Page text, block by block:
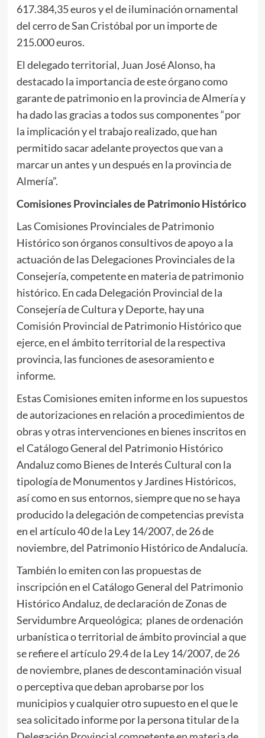
617.384,35 euros y el de iluminación ornamental
del cerro de San Cristóbal por un importe de
215.000 euros.
El delegado territorial, Juan José Alonso, ha
destacado la importancia de este órgano como
garante de patrimonio en la provincia de Almería y
ha dado las gracias a todos sus componentes “por
la implicación y el trabajo realizado, que han
permitido sacar adelante proyectos que van a
marcar un antes y un después en la provincia de
Almería”.
Comisiones Provinciales de Patrimonio Histórico
Las Comisiones Provinciales de Patrimonio
Histórico son órganos consultivos de apoyo a la
actuación de las Delegaciones Provinciales de la
Consejería, competente en materia de patrimonio
histórico. En cada Delegación Provincial de la
Consejería de Cultura y Deporte, hay una
Comisión Provincial de Patrimonio Histórico que
ejerce, en el ámbito territorial de la respectiva
provincia, las funciones de asesoramiento e
informe.
Estas Comisiones emiten informe en los supuestos
de autorizaciones en relación a procedimientos de
obras y otras intervenciones en bienes inscritos en
el Catálogo General del Patrimonio Histórico
Andaluz como Bienes de Interés Cultural con la
tipología de Monumentos y Jardines Históricos,
así como en sus entornos, siempre que no se haya
producido la delegación de competencias prevista
en el artículo 40 de la Ley 14/2007, de 26 de
noviembre, del Patrimonio Histórico de Andalucía.
También lo emiten con las propuestas de
inscripción en el Catálogo General del Patrimonio
Histórico Andaluz, de declaración de Zonas de
Servidumbre Arqueológica; planes de ordenación
urbanística o territorial de ámbito provincial a que
se refiere el artículo 29.4 de la Ley 14/2007, de 26
de noviembre, planes de descontaminación visual
o perceptiva que deban aprobarse por los
municipios y cualquier otro supuesto en el que le
sea solicitado informe por la persona titular de la